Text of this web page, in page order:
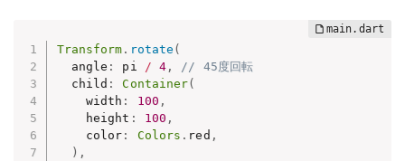
Transform . rotate (
  angle
: pi / 4 ,
// 45度回転
  child
: Container(
    width
: 100 ,
    height
: 100 ,
    color
: Colors . red ,
) ,